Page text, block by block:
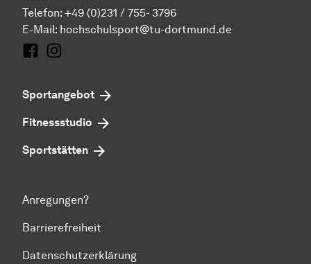
Telefon: +49 (0)231 / 755- 3796
E-Mail: hochschulsport@tu-dortmund.de
Sportangebot
Fitnessstudio
Sportstätten
Anregungen?
Barrierefreiheit
Datenschutzerklärung